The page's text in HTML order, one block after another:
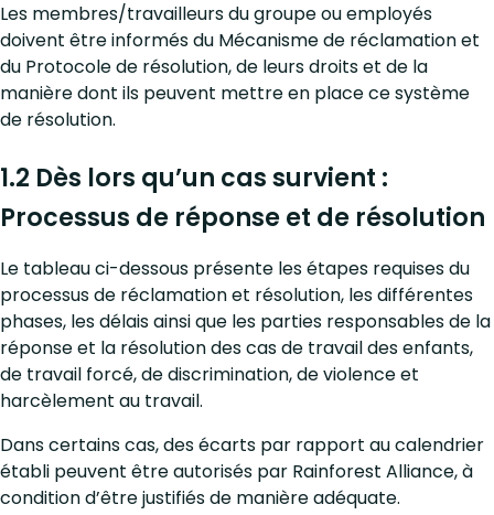
Les membres/travailleurs du groupe ou employés
doivent être informés du Mécanisme de réclamation et
du Protocole de résolution, de leurs droits et de la
manière dont ils peuvent mettre en place ce système
de résolution.
1.2 Dès lors qu’un cas survient :
Processus de réponse et de résolution
Le tableau ci-dessous présente les étapes requises du
processus de réclamation et résolution, les différentes
phases, les délais ainsi que les parties responsables de la
réponse et la résolution des cas de travail des enfants,
de travail forcé, de discrimination, de violence et
harcèlement au travail.
Dans certains cas, des écarts par rapport au calendrier
établi peuvent être autorisés par Rainforest Alliance, à
condition d’être justifiés de manière adéquate.